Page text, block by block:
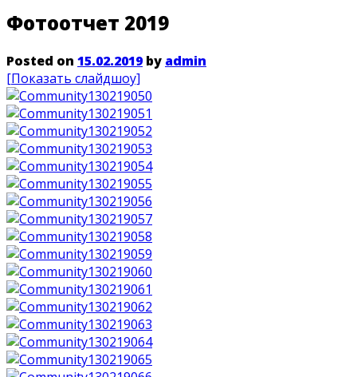
Фотоотчет 2019
Posted on 15.02.2019 by admin
[Показать слайдшоу]